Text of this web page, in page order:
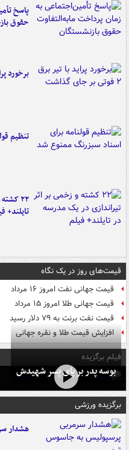
پاسخ
حقوق
برخورد پراید با
تنظیم
۲۲
تایلند+
قیمت‌های روز در یک نگاه
قیمت جهانی نفت امروز ۱۶ مرداد
قیمت جهانی طلا امروز ۱۵ مرداد
قیمت نفت برنت به ۷۹ دلار رسید
افزایش قیمت طلا و نقره جهانی
فیلم برگزیده
بوسه‌ پدر بر پای پسر شهیدش
برگزیده ورزشی
هشدار